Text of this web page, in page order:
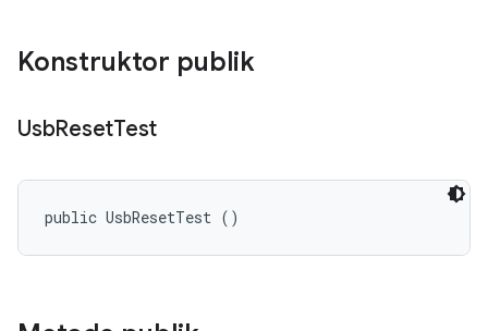
Konstruktor publik
UsbResetTest
public UsbResetTest ()